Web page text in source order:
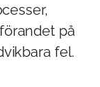
på
fel.